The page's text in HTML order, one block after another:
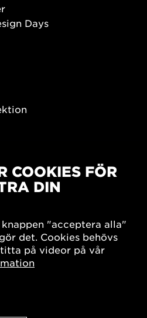
Days
COOKIES FÖR
DIN
"acceptera alla"
det. Cookies behövs
på videor på vår